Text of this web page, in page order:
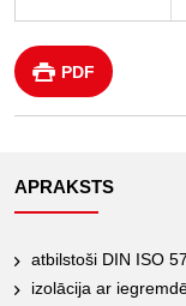
PDF
APRAKSTS
atbilstoši DIN ISO
izolācija ar